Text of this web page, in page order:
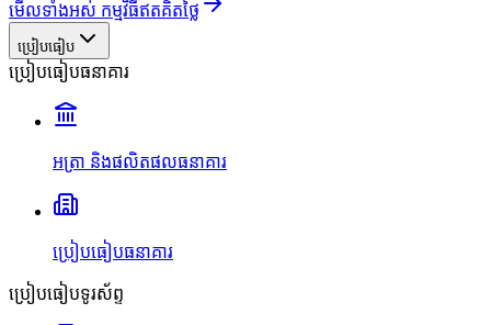
មើលទាំងអស់ កម្មវិធីឥតគិតថ្លៃ
ប្រៀបធៀប
ប្រៀបធៀបធនាគារ
អត្រា និងផលិតផលធនាគារ
ប្រៀបធៀបធនាគារ
ប្រៀបធៀបទូរស័ព្ទ